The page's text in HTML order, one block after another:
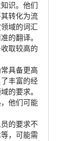
识。他们
转化为流
域的词汇
的翻译。
取较高的
具备更高
丰富的经
的要求。
他们可能
的要求不
，可能需